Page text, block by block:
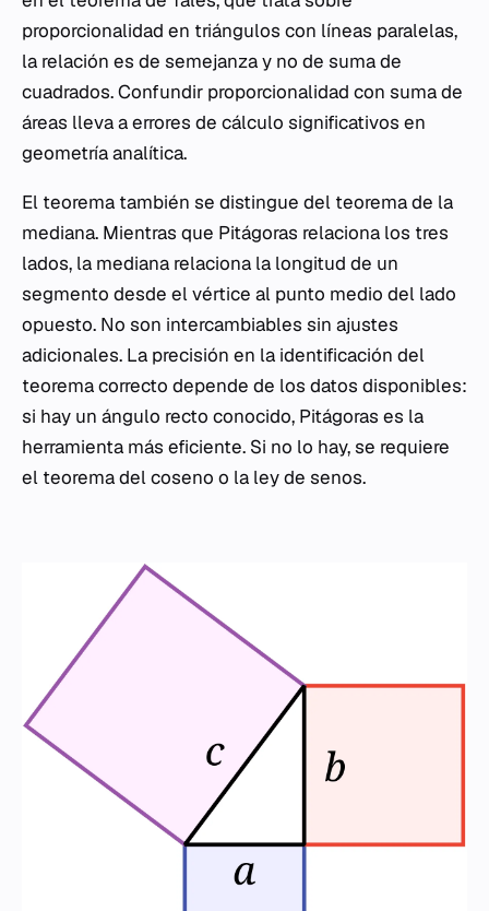
proporcionalidad en triángulos con líneas paralelas,
la relación es de semejanza y no de suma de
cuadrados. Confundir proporcionalidad con suma de
áreas lleva a errores de cálculo significativos en
geometría analítica.
El teorema también se distingue del teorema de la
mediana. Mientras que Pitágoras relaciona los tres
lados, la mediana relaciona la longitud de un
segmento desde el vértice al punto medio del lado
opuesto. No son intercambiables sin ajustes
adicionales. La precisión en la identificación del
teorema correcto depende de los datos disponibles:
si hay un ángulo recto conocido, Pitágoras es la
herramienta más eficiente. Si no lo hay, se requiere
el teorema del coseno o la ley de senos.